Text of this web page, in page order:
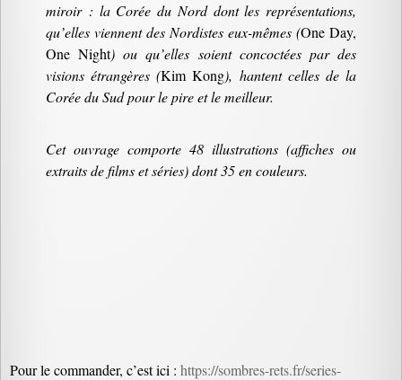
miroir : la Corée du Nord dont les représentations,
qu’elles viennent des Nordistes eux-mêmes (One Day,
One Night) ou qu’elles soient concoctées par des
visions étrangères (Kim Kong), hantent celles de la
Corée du Sud pour le pire et le meilleur.
Cet ouvrage comporte 48 illustrations (affiches ou
extraits de films et séries) dont 35 en couleurs.
Pour le commander, c’est ici : https://sombres-rets.fr/series-